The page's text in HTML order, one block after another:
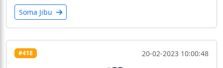
Soma Jibu
#418 20-02-2023 10:00:48